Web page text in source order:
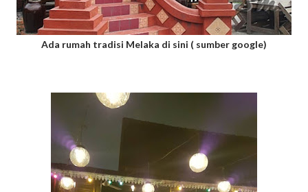
Ada rumah tradisi Melaka di sini ( sumber google)